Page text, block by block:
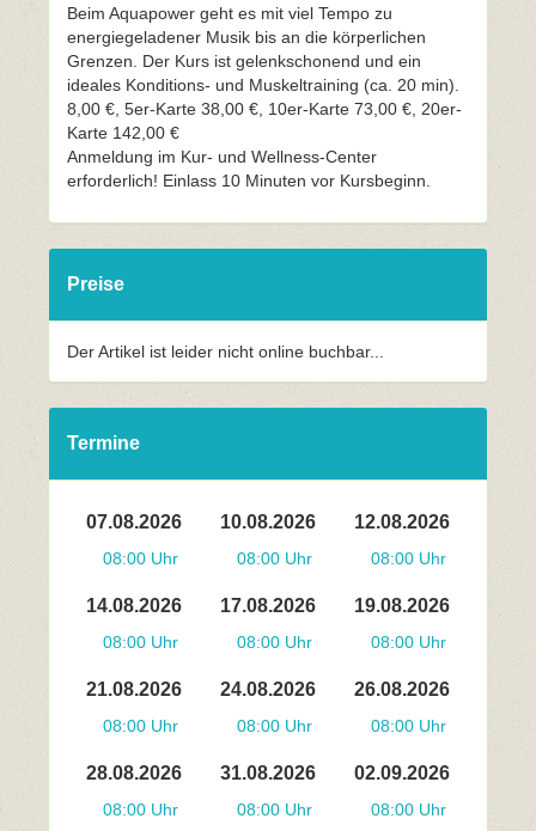
Beim Aquapower geht es mit viel Tempo zu
energiegeladener Musik bis an die körperlichen
Grenzen. Der Kurs ist gelenkschonend und ein
ideales Konditions- und Muskeltraining (ca. 20 min).
8,00 €, 5er-Karte 38,00 €, 10er-Karte 73,00 €, 20er-
Karte 142,00 €
Anmeldung im Kur- und Wellness-Center
erforderlich! Einlass 10 Minuten vor Kursbeginn.
Preise
Der Artikel ist leider nicht online buchbar...
Termine
07.08.2026
08:00 Uhr
10.08.2026
08:00 Uhr
12.08.2026
08:00 Uhr
14.08.2026
08:00 Uhr
17.08.2026
08:00 Uhr
19.08.2026
08:00 Uhr
21.08.2026
08:00 Uhr
24.08.2026
08:00 Uhr
26.08.2026
08:00 Uhr
28.08.2026
08:00 Uhr
31.08.2026
08:00 Uhr
02.09.2026
08:00 Uhr